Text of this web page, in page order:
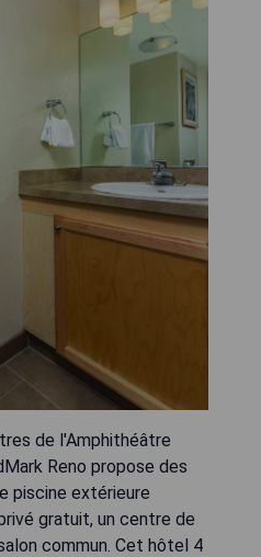
de l'Amphithéâtre
Reno propose des
piscine extérieure
gratuit, un centre de
commun. Cet hôtel 4